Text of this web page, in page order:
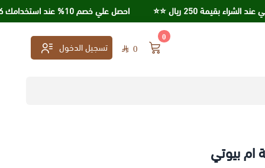
250 ريال ⭐️⭐️ احصل علي خصم 10% عند استخدامك كود خصم KSA95
0
0 تسجيل الدخول
ام بيوتي